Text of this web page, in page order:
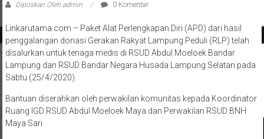
Diposkan Oleh:admin 0 Komentar
Linkarutama.com – Paket Alat Perlengkapan Diri (APD) dari hasil
penggalangan donasi Gerakan Rakyat Lampung Peduli (RLP) telah
disalurkan untuk tenaga medis di RSUD Abdul Moeloek Bandar
Lampung dan RSUD Bandar Negara Husada Lampung Selatan pada
Sabtu (25/4/2020).
Bantuan diserahkan oleh perwakilan komunitas kepada Koordinator
Ruang IGD RSUD AbduI Moeloek Maya dan Perwakilan RSUD BNH
Maya Sari.